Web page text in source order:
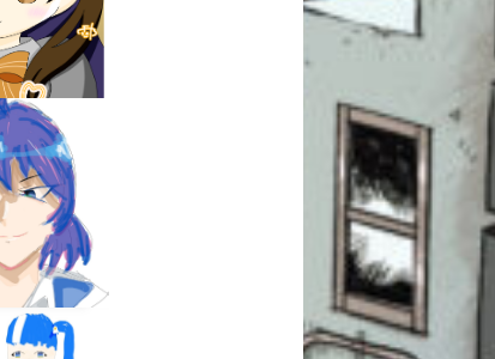
このマチのことを
もっと知りたい
キミに